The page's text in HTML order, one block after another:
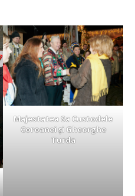
Majestatea Sa Custodele
Coroanei și Gheorghe
Turda